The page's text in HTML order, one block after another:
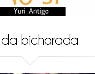
da bicharada